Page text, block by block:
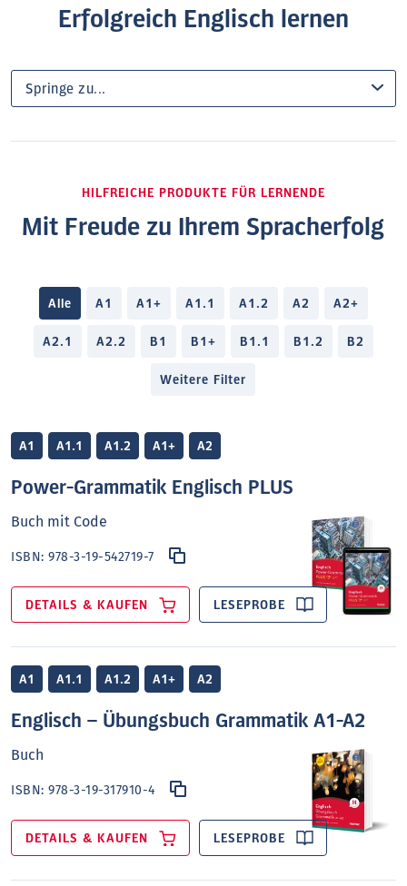
Erfolgreich Englisch lernen
HILFREICHE PRODUKTE FÜR LERNENDE
Mit Freude zu Ihrem Spracherfolg
Alle A1 A1+ A1.1 A1.2 A2 A2+
A2.1 A2.2 B1 B1+ B1.1 B1.2 B2
Weitere Filter
A1 A1.1 A1.2 A1+ A2
Power-Grammatik Englisch PLUS
Buch mit Code
ISBN:978-3-19-542719-7
DETAILS & KAUFEN LESEPROBE
A1 A1.1 A1.2 A1+ A2
Englisch – Übungsbuch Grammatik A1-A2
Buch
ISBN:978-3-19-317910-4
DETAILS & KAUFEN LESEPROBE